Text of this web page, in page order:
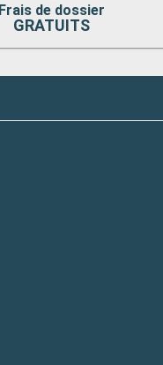
Frais de dossier
GRATUITS